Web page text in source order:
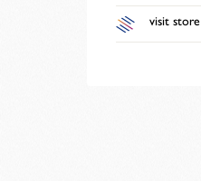
visit store